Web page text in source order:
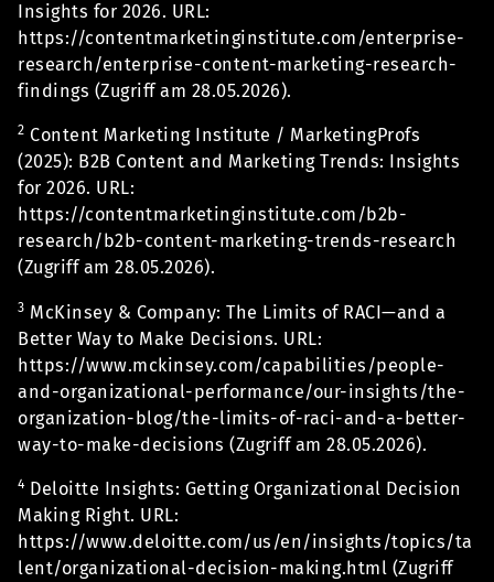
Insights for 2026. URL:
https://contentmarketinginstitute.com/enterprise-
research/enterprise-content-marketing-research-
findings (Zugriff am 28.05.2026).
2 Content Marketing Institute / MarketingProfs
(2025): B2B Content and Marketing Trends: Insights
for 2026. URL:
https://contentmarketinginstitute.com/b2b-
research/b2b-content-marketing-trends-research
(Zugriff am 28.05.2026).
3 McKinsey & Company: The Limits of RACI—and a
Better Way to Make Decisions. URL:
https://www.mckinsey.com/capabilities/people-
and-organizational-performance/our-insights/the-
organization-blog/the-limits-of-raci-and-a-better-
way-to-make-decisions (Zugriff am 28.05.2026).
4Deloitte Insights: Getting Organizational Decision
Making Right. URL:
https://www.deloitte.com/us/en/insights/topics/ta
lent/organizational-decision-making.html (Zugriff